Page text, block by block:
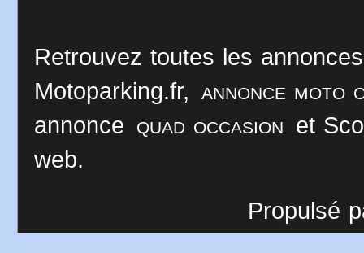
Retrouvez toutes les
Motoparking.fr, annonce moto
annonce quad occasion et
web.
Propulsé